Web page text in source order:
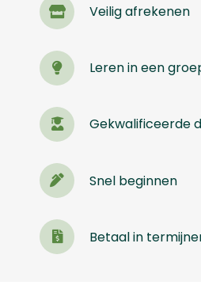
Veilig afrekenen
Leren in een
Gekwalificeerde
Snel beginnen
Betaal in